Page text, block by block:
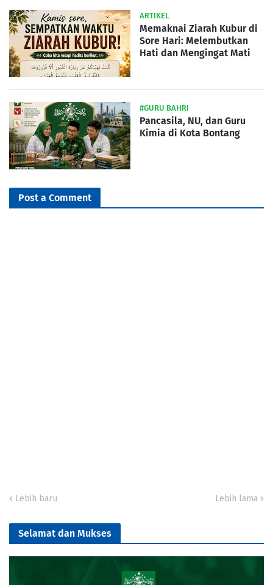
ARTIKEL
Memaknai Ziarah Kubur di
Sore Hari: Melembutkan
Hati dan Mengingat Mati
#GURU BAHRI
Pancasila, NU, dan Guru
Kimia di Kota Bontang
Post a Comment
Lebih baru Lebih lama
Selamat dan Mukses